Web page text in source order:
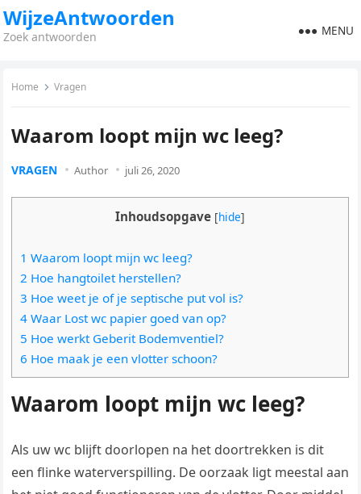
WijzeAntwoorden
Zoek antwoorden MENU
Home Vragen
Waarom loopt mijn wc leeg?
VRAGEN Author juli 26, 2020
Inhoudsopgave [hide]
1 Waarom loopt mijn wc leeg?
2 Hoe hangtoilet herstellen?
3 Hoe weet je of je septische put vol is?
4 Waar Lost wc papier goed van op?
5 Hoe werkt Geberit Bodemventiel?
6 Hoe maak je een vlotter schoon?
Waarom loopt mijn wc leeg?
Als uw wc blijft doorlopen na het doortrekken is dit
een flinke waterverspilling. De oorzaak ligt meestal aan